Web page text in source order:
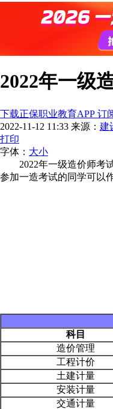
2022年一级
下载正保职业教育APP 订
2022-11-12 11:33 来源： 建
打印
字体： 大小
2022年一级造价师考
参加一造考试的同学可以
科目
造价管理
工程计价
土建计量
安装计量
交通计量